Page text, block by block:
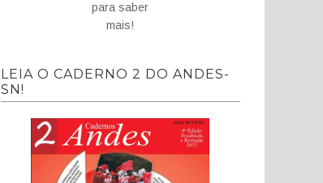
para saber
mais!
LEIA O CADERNO 2 DO ANDES-
SN!